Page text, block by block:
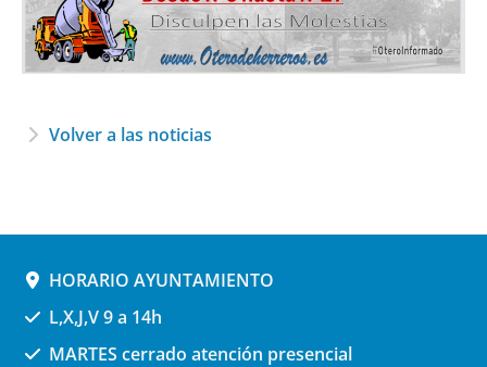
Volver a las noticias
HORARIO AYUNTAMIENTO
L,X,J,V 9 a 14h
MARTES cerrado atención presencial